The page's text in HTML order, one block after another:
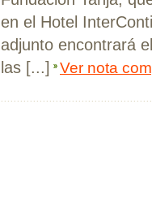
en el Hotel
adjunto encontrará
las [...]
Ver nota